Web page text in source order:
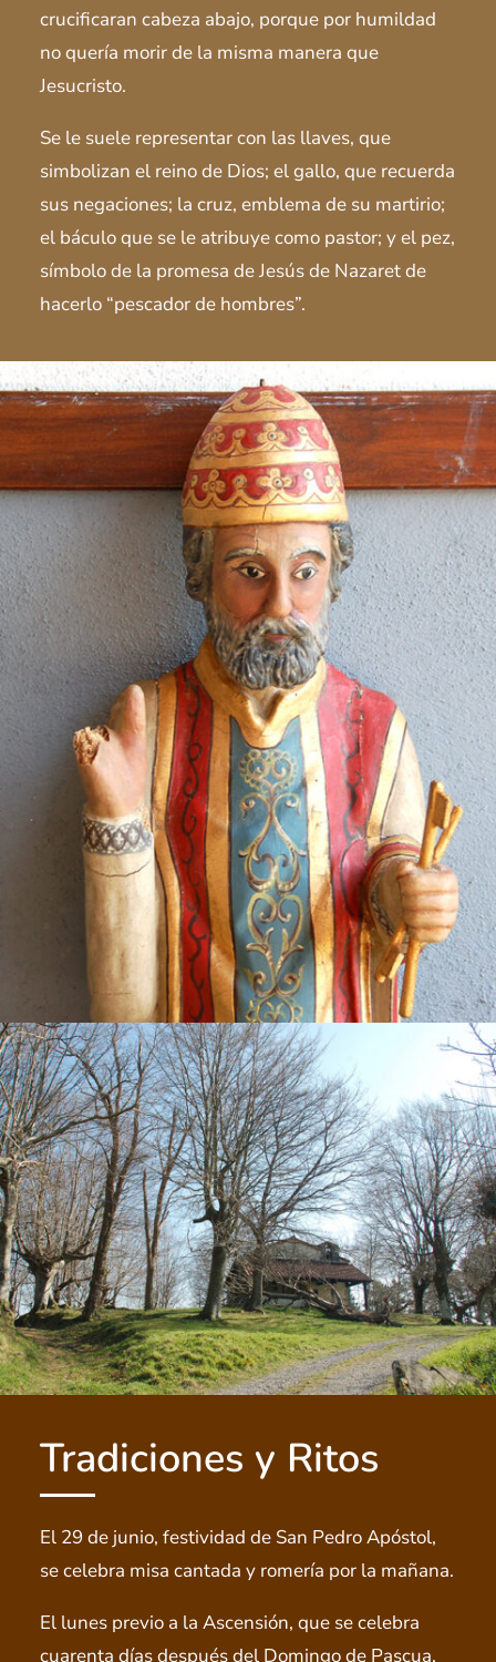
crucificaran cabeza abajo, porque por humildad
no quería morir de la misma manera que
Jesucristo.
Se le suele representar con las llaves, que
simbolizan el reino de Dios; el gallo, que recuerda
sus negaciones; la cruz, emblema de su martirio;
el báculo que se le atribuye como pastor; y el pez,
símbolo de la promesa de Jesús de Nazaret de
hacerlo “pescador de hombres”.
Tradiciones y Ritos
El 29 de junio, festividad de San Pedro Apóstol,
se celebra misa cantada y romería por la mañana.
El lunes previo a la Ascensión, que se celebra
cuarenta días después del Domingo de Pascua,